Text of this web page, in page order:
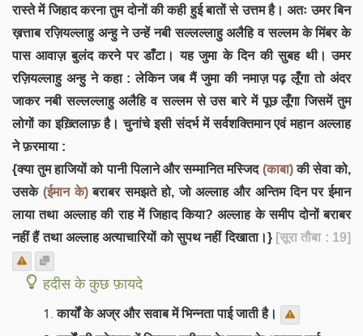
रास्ते में जिहाद करना तुम दोनों की कही हुई बातों से उत्तम है। अतः उमर बिन
ख़त्ताब रज़ियल्लाहु अन्हु ने उन्हें नबी सल्लल्लाहु अलैहि व सल्लम के मिंबर के
पास आवाज़ बुलंद करने पर डाँटा। यह जुमा के दिन की सुबह थी। उमर
रज़ियल्लाहु अन्हु ने कहा : लेकिन जब मैं जुमा की नमाज़ पढ़ लूँगा तो अंदर
जाकर नबी सल्लल्लाहु अलैहि व सल्लम से उस बारे में पूछ लूँगा जिसमें तुम
लोगों का इख़्तिलाफ़ है। चुनांचे इसी संदर्भ में सर्वशक्तिमान एवं महान अल्लाह
ने फ़रमाया :
{क्या तुम हाजियों को पानी पिलाने और सम्मानित मस्जिद (काबा)की सेवा को,
उसके (ईमान के)बराबर समझते हो, जो अल्लाह और अन्तिम दिन पर ईमान
लाया तथा अल्लाह की राह में जिहाद किया? अल्लाह के समीप दोनों बराबर
नहीं हैं तथा अल्लाह अत्याचारियों को सुपथ नहीं दिखाता।} [सूरा तौबा : 19]
हदीस के कुछ फ़ायदे
कार्यों के अज्र और सवाब में भिन्नता पाई जाती है।